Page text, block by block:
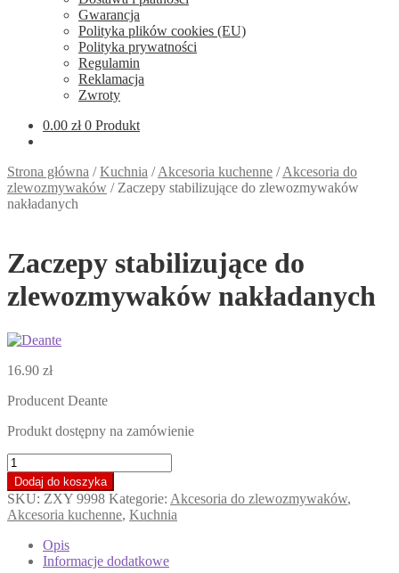
Gwarancja
Polityka plików cookies (EU)
Polityka prywatności
Regulamin
Reklamacja
Zwroty
0.00 zł 0 Produkt
Strona główna /Kuchnia /Akcesoria kuchenne /Akcesoria do
zlewozmywaków / Zaczepy stabilizujące do zlewozmywaków
nakładanych
Zaczepy stabilizujące do
zlewozmywaków nakładanych
16.90 zł
Producent Deante
Produkt dostępny na zamówienie
ilość
Zaczepy
stabilizujące
do
zlewozmywaków
nakładanych
Dodaj do koszyka
SKU: ZXY 9998 Kategorie: Akcesoria do zlewozmywaków,
Akcesoria kuchenne, Kuchnia
Opis
Informacje dodatkowe